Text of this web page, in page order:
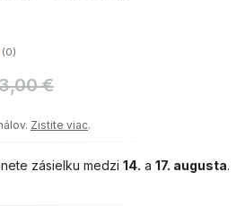
(0)
€
Zistite viac.
zásielku medzi 14. a 17. augusta.